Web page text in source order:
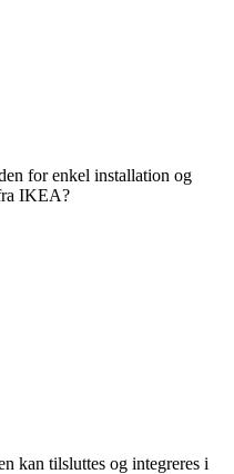
for enkel installation og
IKEA?
kan tilsluttes og integreres i